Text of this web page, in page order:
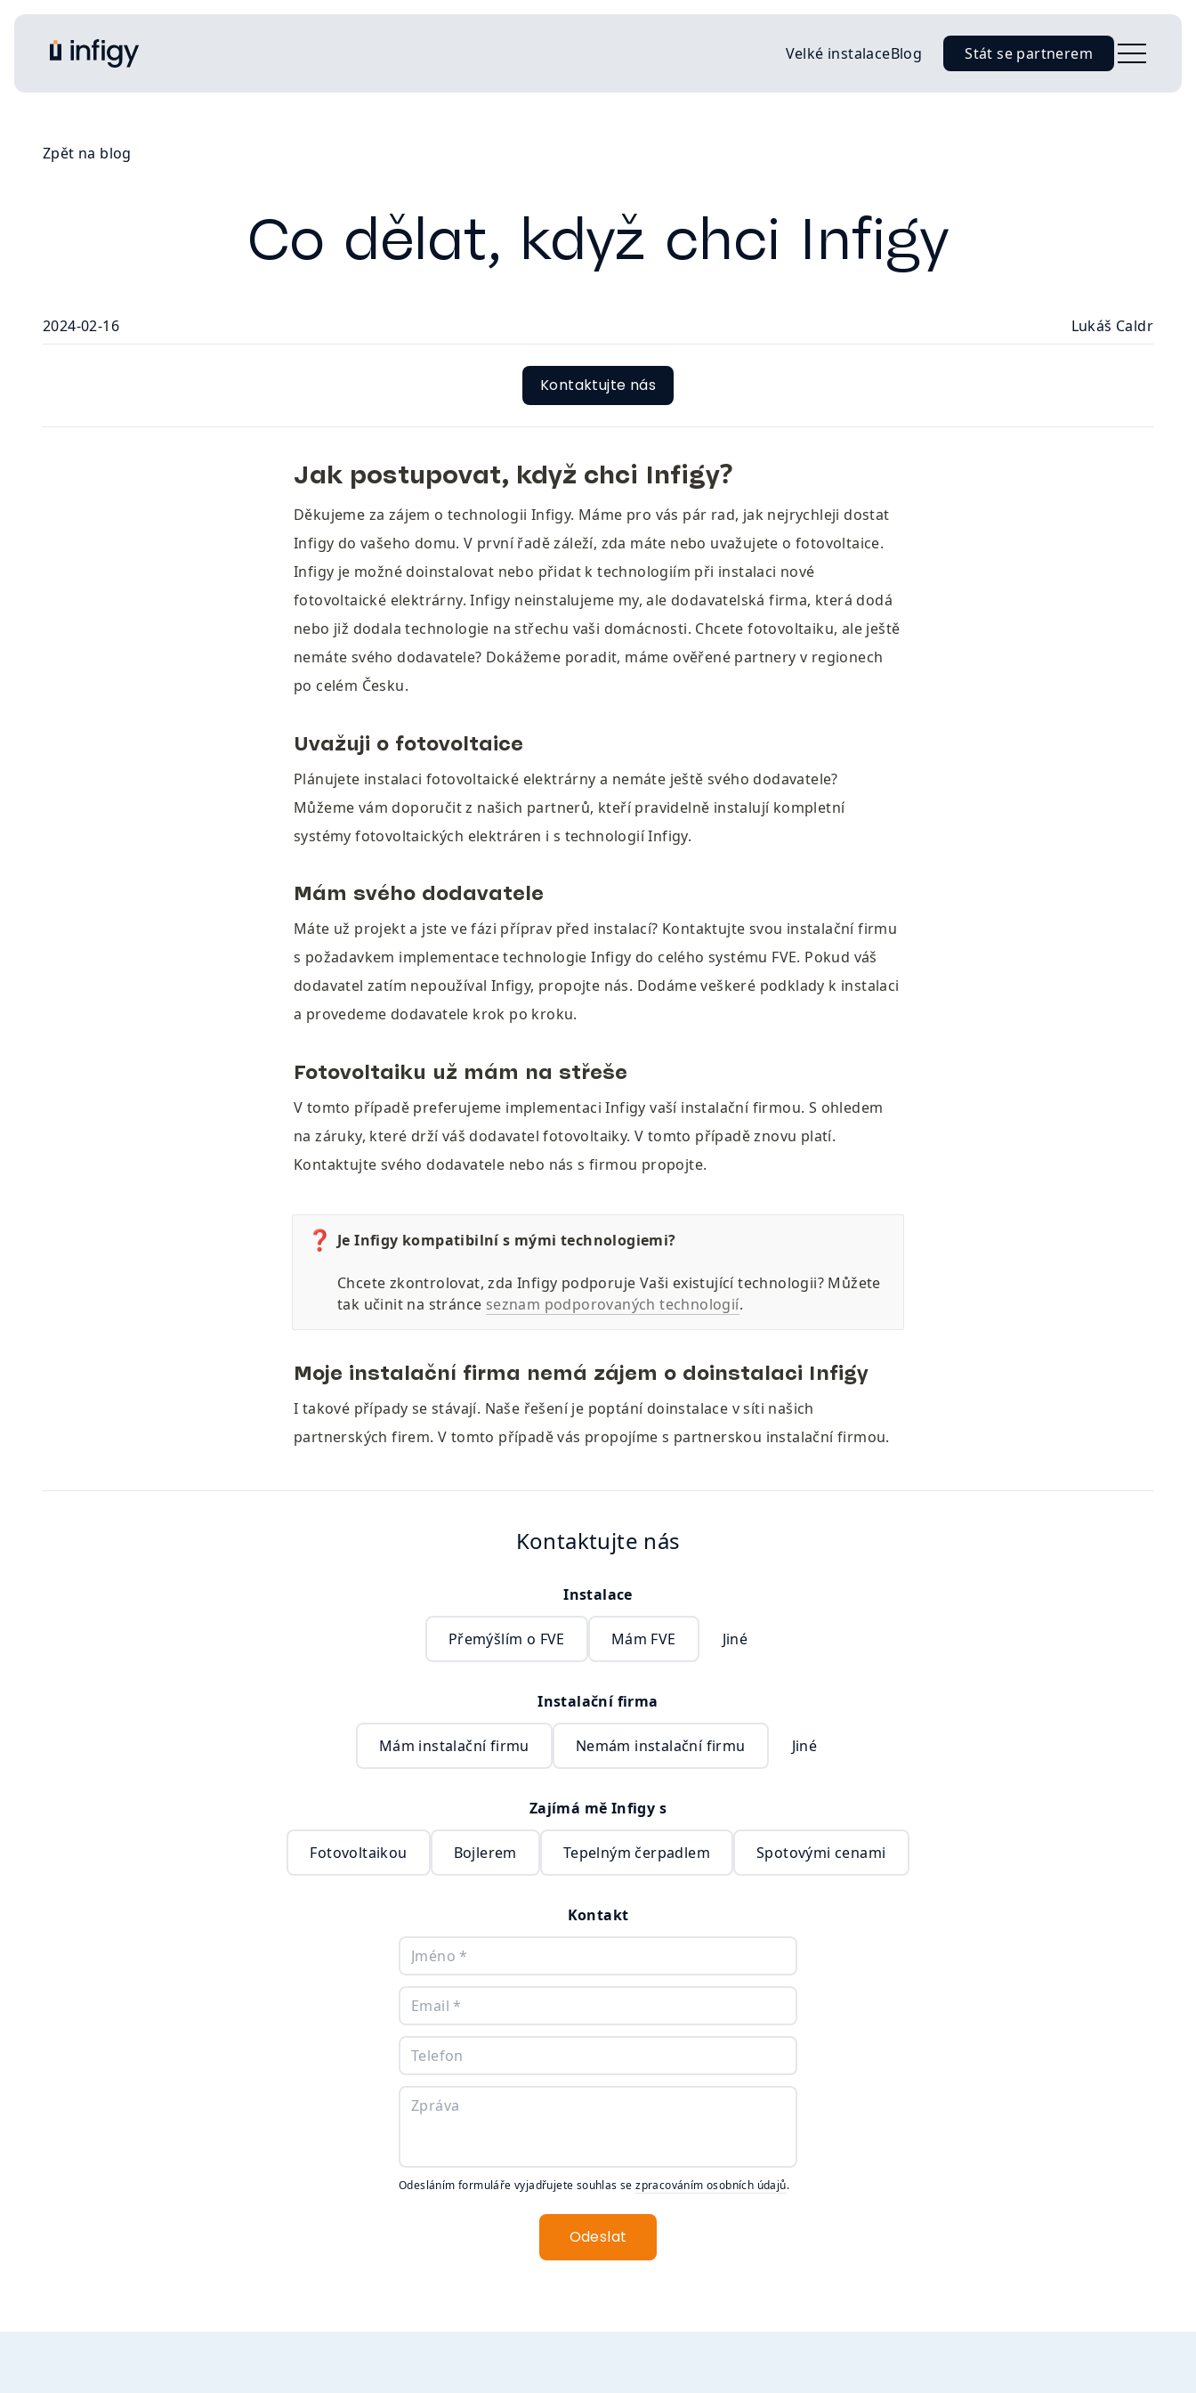
Velké instalaceBlog Stát se partnerem
Zpět na blog
Co dělat, když chci Infigy
2024-02-16 Lukáš Caldr
Kontaktujte nás
Jak postupovat, když chci Infigy?
Děkujeme za zájem o technologii Infigy. Máme pro vás pár rad, jak nejrychleji dostat
Infigy do vašeho domu. V první řadě záleží, zda máte nebo uvažujete o fotovoltaice.
Infigy je možné doinstalovat nebo přidat k technologiím při instalaci nové
fotovoltaické elektrárny. Infigy neinstalujeme my, ale dodavatelská firma, která dodá
nebo již dodala technologie na střechu vaši domácnosti. Chcete fotovoltaiku, ale ještě
nemáte svého dodavatele? Dokážeme poradit, máme ověřené partnery v regionech
po celém Česku.
Uvažuji o fotovoltaice
Plánujete instalaci fotovoltaické elektrárny a nemáte ještě svého dodavatele?
Můžeme vám doporučit z našich partnerů, kteří pravidelně instalují kompletní
systémy fotovoltaických elektráren i s technologií Infigy.
Mám svého dodavatele
Máte už projekt a jste ve fázi příprav před instalací? Kontaktujte svou instalační firmu
s požadavkem implementace technologie Infigy do celého systému FVE. Pokud váš
dodavatel zatím nepoužíval Infigy, propojte nás. Dodáme veškeré podklady k instalaci
a provedeme dodavatele krok po kroku.
Fotovoltaiku už mám na střeše
V tomto případě preferujeme implementaci Infigy vaší instalační firmou. S ohledem
na záruky, které drží váš dodavatel fotovoltaiky. V tomto případě znovu platí.
Kontaktujte svého dodavatele nebo nás s firmou propojte.
❓ Je Infigy kompatibilní s mými technologiemi?
Chcete zkontrolovat, zda Infigy podporuje Vaši existující technologii? Můžete
tak učinit na stránce seznam podporovaných technologií.
Moje instalační firma nemá zájem o doinstalaci Infigy
I takové případy se stávají. Naše řešení je poptání doinstalace v síti našich
partnerských firem. V tomto případě vás propojíme s partnerskou instalační firmou.
Kontaktujte nás
Instalace
Přemýšlím o FVE Mám FVE Jiné
Instalační firma
Mám instalační firmu Nemám instalační firmu Jiné
Zajímá mě Infigy s
Fotovoltaikou Bojlerem Tepelným čerpadlem Spotovými cenami
Kontakt
Odesláním formuláře vyjadřujete souhlas se zpracováním osobních údajů.
Odeslat